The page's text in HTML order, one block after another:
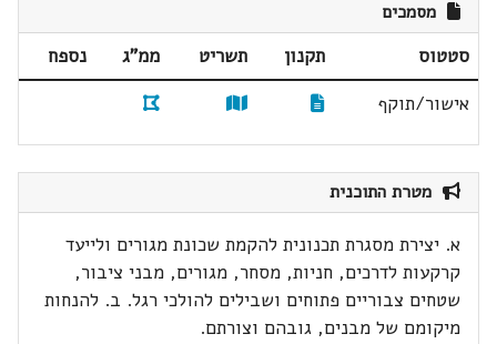
מסמכים
סטטוס תקנון תשריט ממ"ג
נספח
אישור/תוקף
מטרת התוכנית
א. יצירת מסגרת תכנונית להקמת שכונת מגורים ולייעד
קרקעות לדרכים, חניות, מסחר, מגורים, מבני ציבור,
שטחים צבוריים פתוחים ושבילים להולכי רגל. ב. להנחות
מיקומם של מבנים, גובהם וצורתם.